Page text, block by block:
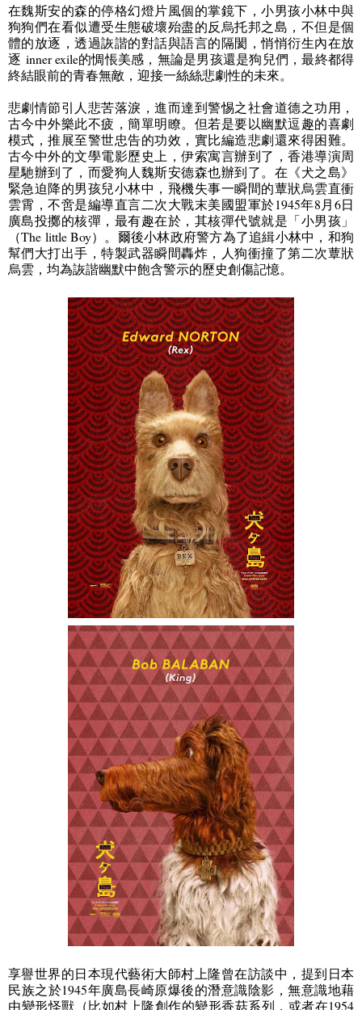
在魏斯安的森的停格幻燈片風個的掌鏡下，小男孩小林中與
狗狗們在看似遭受生態破壞殆盡的反烏托邦之島，不但是個
體的放逐，透過詼諧的對話與語言的隔閡，悄悄衍生內在放
逐 inner exile的惆悵美感，無論是男孩還是狗兒們，最終都得
終結眼前的青春無敵，迎接一絲絲悲劇性的未來。
悲劇情節引人悲苦落淚，進而達到警惕之社會道德之功用，
古今中外樂此不疲，簡單明瞭。但若是要以幽默逗趣的喜劇
模式，推展至警世忠告的功效，實比編造悲劇還來得困難。
古今中外的文學電影歷史上，伊索寓言辦到了，香港導演周
星馳辦到了，而愛狗人魏斯安德森也辦到了。在《犬之島》
緊急迫降的男孩兒小林中，飛機失事一瞬間的蕈狀烏雲直衝
雲霄，不啻是編導直言二次大戰末美國盟軍於1945年8月6日
廣島投擲的核彈，最有趣在於，其核彈代號就是「小男孩」
（The little Boy） 。爾後小林政府警方為了追緝小林中，和狗
幫們大打出手，特製武器瞬間轟炸，人狗衝撞了第二次蕈狀
烏雲，均為詼諧幽默中飽含警示的歷史創傷記憶。
享譽世界的日本現代藝術大師村上隆曾在訪談中，提到日本
民族之於1945年廣島長崎原爆後的潛意識陰影，無意識地藉
由變形怪獸（比如村上隆創作的變形香菇系列，或者在1954